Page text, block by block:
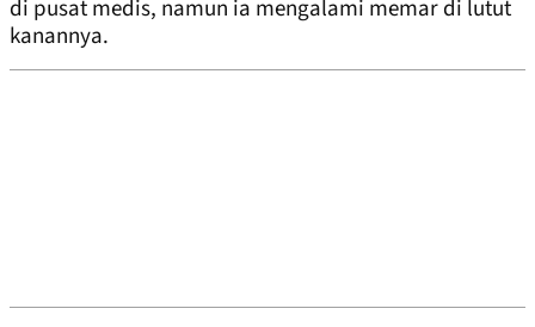
di pusat medis, namun ia mengalami memar di lutut
kanannya.